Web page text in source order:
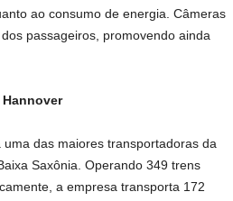
ao consumo de energia. Câmeras
passageiros, promovendo ainda
das maiores transportadoras da
Saxônia. Operando 349 trens
a empresa transporta 172